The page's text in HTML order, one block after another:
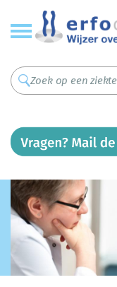
Overslaan
en
naar
inhoud
gaan